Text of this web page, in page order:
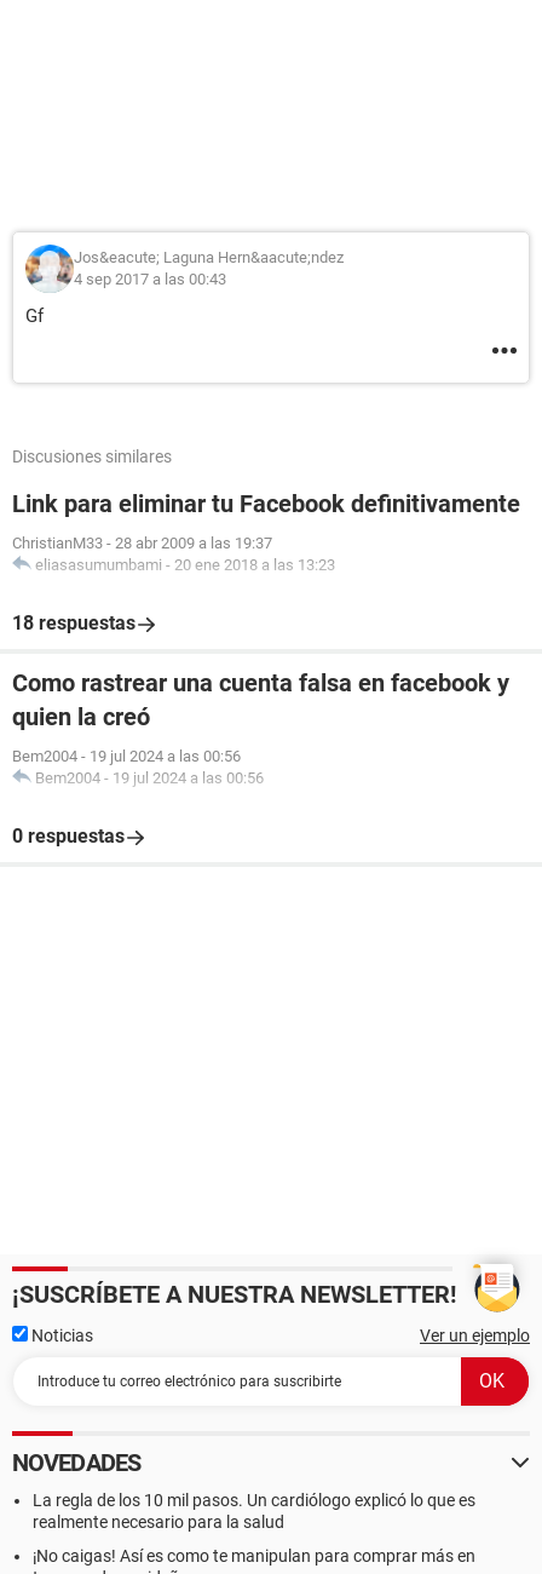
Jos&eacute; Laguna Hern&aacute;ndez
4 sep 2017 a las 00:43
Gf
Discusiones similares
Link para eliminar tu Facebook definitivamente
ChristianM33 - 28 abr 2009 a las 19:37
eliasasumumbami - 20 ene 2018 a las 13:23
18 respuestas
Como rastrear una cuenta falsa en facebook y
quien la creó
Bem2004 - 19 jul 2024 a las 00:56
Bem2004 - 19 jul 2024 a las 00:56
0 respuestas
¡SUSCRÍBETE A NUESTRA NEWSLETTER!
Noticias Ver un ejemplo
NOVEDADES
La regla de los 10 mil pasos. Un cardiólogo explicó lo que es
realmente necesario para la salud
¡No caigas! Así es como te manipulan para comprar más en